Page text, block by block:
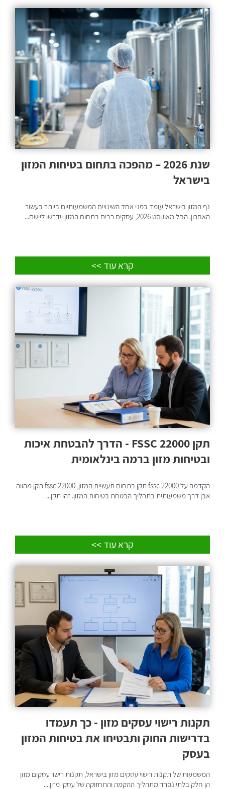
שנת 2026 – מהפכה בתחום בטיחות המזון
בישראל
נף המזון בישראל עומד בפני אחד השינויים המשמעותיים ביותר בעשור
האחרון. החל מאוגוסט 2026, עסקים רבים בתחום המזון יידרשו ליישם...
קרא עוד >>
תקן FSSC 22000 - הדרך להבטחת איכות
ובטיחות מזון ברמה בינלאומית
הקדמה על fssc 22000 תקן בתחום תעשיית המזון, fssc 22000 תקן מהווה
אבן דרך משמעותית בתהליך הבטחת בטיחות המזון. זהו תקן...
קרא עוד >>
תקנות רישוי עסקים מזון - כך תעמדו
בדרישות החוק ותבטיחו את בטיחות המזון
בעסק
המשמעות של תקנות רישוי עסקים מזון בישראל, תקנות רישוי עסקים מזון
הן חלק בלתי נפרד מתהליך ההקמה והתחזוקה של עסקי מזון....